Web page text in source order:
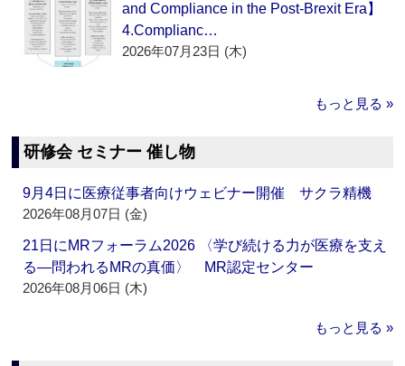
and Compliance in the Post-Brexit Era】
4.Complianc…
2026年07月23日 (木)
もっと見る »
研修会 セミナー 催し物
9月4日に医療従事者向けウェビナー開催 サクラ精機
2026年08月07日 (金)
21日にMRフォーラム2026 〈学び続ける力が医療を支え
る―問われるMRの真価〉 MR認定センター
2026年08月06日 (木)
もっと見る »